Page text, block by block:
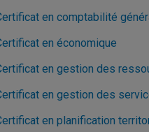
en comptabilité
en économique
en gestion des
en gestion des
en planification